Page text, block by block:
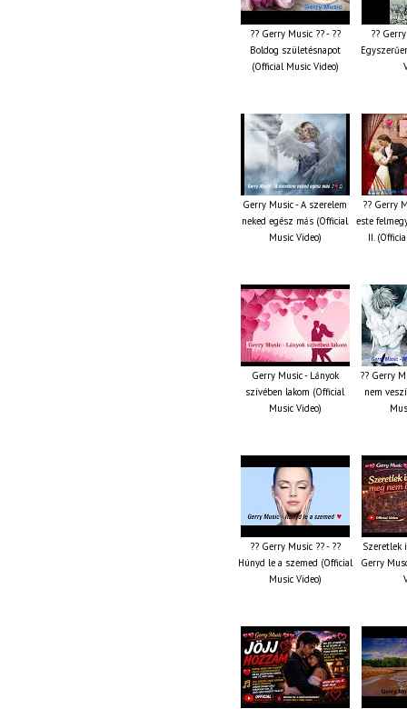
?? Gerry Music ?? - ??
Boldog születésnapot
(Official Music Video)
??
Gerry Music - A szerelem
neked egész más (Official
Music Video)
?? Gerry
este
II.
Gerry Music - Lányok
szívében lakom (Official
Music Video)
?? Gerry
nem
?? Gerry Music ?? - ??
Húnyd le a szemed (Official
Music Video)
Szeretlek
Gerry